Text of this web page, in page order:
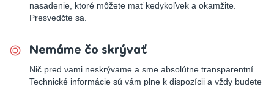
nasadenie, ktoré môžete mať kedykoľvek a okamžite.
Presvedčte sa.
Nemáme čo skrývať
Nič pred vami neskrývame a sme absolútne transparentní.
Technické informácie sú vám plne k dispozícii a vždy budete